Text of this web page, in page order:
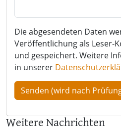
Die abgesendeten Daten
Veröffentlichung als Leser-
und gespeichert. Weitere
in unserer
Weitere Nachrichten